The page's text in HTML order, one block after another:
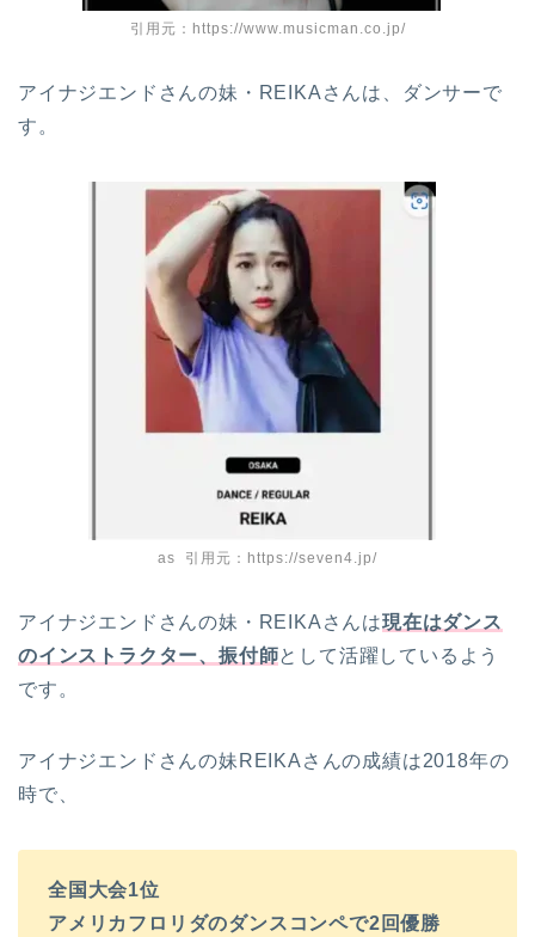
引用元：https://www.musicman.co.jp/
アイナジエンドさんの妹・REIKAさんは、ダンサーで
す。
as 引用元：https://seven4.jp/
アイナジエンドさんの妹・REIKAさんは現在はダンス
のインストラクター、振付師として活躍しているよう
です。
アイナジエンドさんの妹REIKAさんの成績は2018年の
時で、
全国大会1位
アメリカフロリダのダンスコンペで2 回優勝